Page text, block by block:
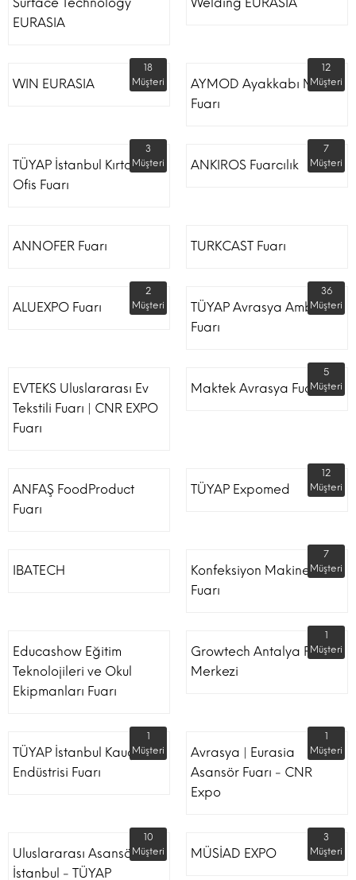
EURASIA
WIN EURASIA
18
Müşteri
AYMOD Ayakkabı Moda
Fuarı
12
Müşteri
TÜYAP İstanbul Kırtasiye
Ofis Fuarı
3
Müşteri
ANKIROS Fuarcılık
7
Müşteri
ANNOFER Fuarı TURKCAST Fuarı
ALUEXPO Fuarı
2
Müşteri
TÜYAP Avrasya Ambalaj
Fuarı
36
Müşteri
EVTEKS Uluslararası Ev
Tekstili Fuarı | CNR EXPO
Fuarı
Maktek Avrasya Fuarı
5
Müşteri
ANFAŞ FoodProduct
Fuarı
TÜYAP Expomed
12
Müşteri
IBATECH
Konfeksiyon Makinesi
Fuarı
7
Müşteri
Educashow Eğitim
Teknolojileri ve Okul
Ekipmanları Fuarı
Growtech Antalya Fuar
Merkezi
1
Müşteri
TÜYAP İstanbul Kauçuk
Endüstrisi Fuarı
1
Müşteri
Avrasya | Eurasia
Asansör Fuarı - CNR
Expo
1
Müşteri
Uluslararası Asansör
İstanbul - TÜYAP
10
Müşteri
MÜSİAD EXPO
3
Müşteri